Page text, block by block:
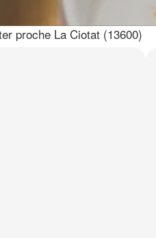
proche La Ciotat (13600)